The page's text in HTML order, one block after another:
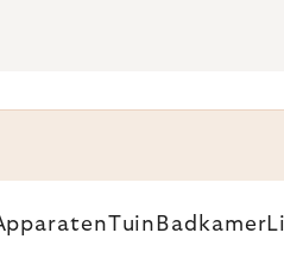
Tuin Badkamer